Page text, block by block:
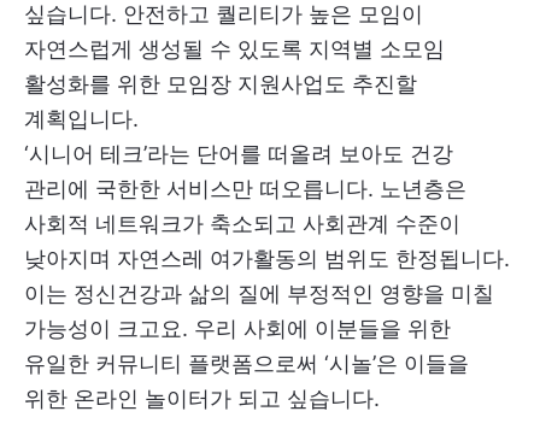
싶습니다. 안전하고 퀄리티가 높은 모임이
자연스럽게 생성될 수 있도록 지역별 소모임
활성화를 위한 모임장 지원사업도 추진할
계획입니다.
‘시니어 테크’라는 단어를 떠올려 보아도 건강
관리에 국한한 서비스만 떠오릅니다. 노년층은
사회적 네트워크가 축소되고 사회관계 수준이
낮아지며 자연스레 여가활동의 범위도 한정됩니다.
이는 정신건강과 삶의 질에 부정적인 영향을 미칠
가능성이 크고요. 우리 사회에 이분들을 위한
유일한 커뮤니티 플랫폼으로써 ‘시놀’은 이들을
위한 온라인 놀이터가 되고 싶습니다.